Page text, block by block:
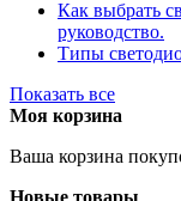
Как выбрать
руководство.
Типы
Показать все
Моя корзина
Ваша корзина
Новые товары